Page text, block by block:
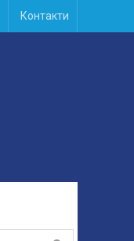
Контакти